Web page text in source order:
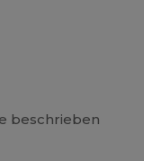
beschrieben